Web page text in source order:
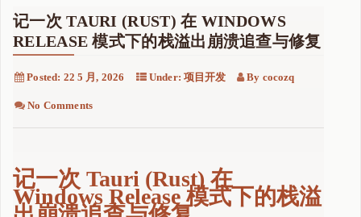
记一次 TAURI (RUST) 在 WINDOWS
RELEASE 模式下的栈溢出崩溃追查与修复
Posted: 22 5 月, 2026 Under: 项目开发 By cocozq
No Comments
记一次 Tauri (Rust) 在
Windows Release 模式下的栈溢